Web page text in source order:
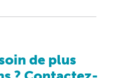
de plus